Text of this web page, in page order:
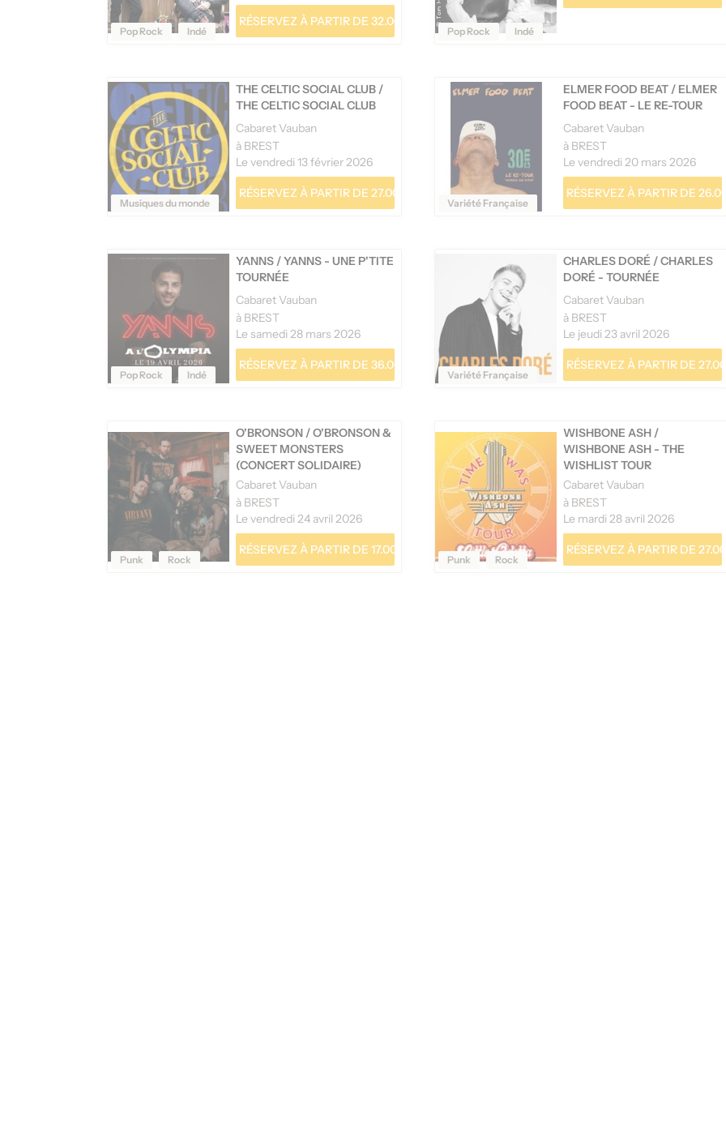
Pop Rock Indé
RÉSERVEZ À PARTIR DE 32.00 €
Pop Rock Indé
Musiques du monde
THE CELTIC SOCIAL CLUB /
THE CELTIC SOCIAL CLUB
Cabaret Vauban
à BREST
Le vendredi 13 février 2026
RÉSERVEZ À PARTIR DE 27.00 €
Variété Française
ELMER FOOD BEAT / ELMER
FOOD BEAT - LE RE-TOUR
Cabaret Vauban
à BREST
Le vendredi 20 mars 2026
RÉSERVEZ À PARTIR DE
Pop Rock Indé
YANNS /YANNS - UNE P'TITE
TOURNÉE
Cabaret Vauban
à BREST
Le samedi 28 mars 2026
RÉSERVEZ À PARTIR DE 36.00 €
Variété Française
CHARLES DORÉ /CHARLES
DORÉ - TOURNÉE
Cabaret Vauban
à BREST
Le jeudi 23 avril 2026
RÉSERVEZ À PARTIR DE
Punk Rock
O'BRONSON /O'BRONSON &
SWEET MONSTERS
(CONCERT SOLIDAIRE)
Cabaret Vauban
à BREST
Le vendredi 24 avril 2026
RÉSERVEZ À PARTIR DE 17.00 €
Punk Rock
WISHBONE ASH /
WISHBONE ASH - THE
WISHLIST TOUR
Cabaret Vauban
à BREST
Le mardi 28 avril 2026
RÉSERVEZ À PARTIR DE